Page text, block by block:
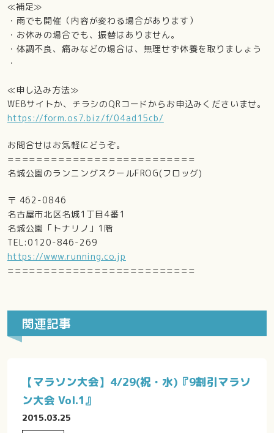
≪補足≫
・雨でも開催（内容が変わる場合があります）
・お休みの場合でも、振替はありません。
・体調不良、痛みなどの場合は、無理せず休養を取りましょう
・
≪申し込み方法≫
WEBサイトか、チラシのQRコードからお申込みくださいませ。
https://form.os7.biz/f/04ad15cb/
お問合せはお気軽にどうぞ。
==========================
名城公園のランニングスクールFROG(フロッグ)
〒 462-0846
名古屋市北区名城1丁目4番1
名城公園「トナリノ」1階
TEL:0120-846-269
https://www.running.co.jp
==========================
関連記事
【マラソン大会】4/29(祝・水)『9割引マラソ
ン大会 Vol.1』
2015.03.25